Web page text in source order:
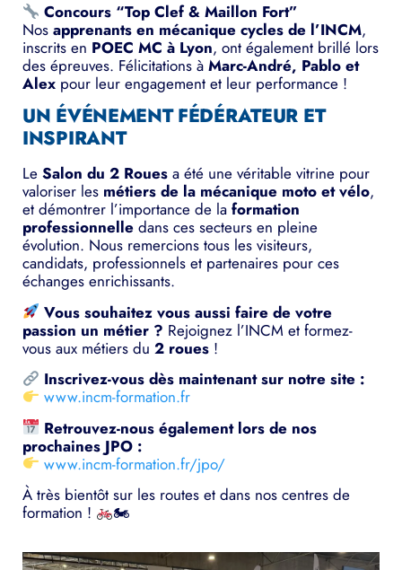
Concours “Top Clef & Maillon Fort”
Nos apprenants en mécanique cycles de l’INCM,
inscrits en POEC MC à Lyon, ont également brillé lors
des épreuves. Félicitations à Marc-André, Pablo et
Alex pour leur engagement et leur performance !
UN ÉVÉNEMENT FÉDÉRATEUR ET
INSPIRANT
Le Salon du 2 Roues a été une véritable vitrine pour
valoriser les métiers de la mécanique moto et vélo,
et démontrer l’importance de la formation
professionnelle dans ces secteurs en pleine
évolution. Nous remercions tous les visiteurs,
candidats, professionnels et partenaires pour ces
échanges enrichissants.
Vous souhaitez vous aussi faire de votre
passion un métier ? Rejoignez l’INCM et formez-
vous aux métiers du 2 roues !
Inscrivez-vous dès maintenant sur notre site :
www.incm-formation.fr
Retrouvez-nous également lors de nos
prochaines JPO :
www.incm-formation.fr/jpo/
À très bientôt sur les routes et dans nos centres de
formation !
🏍